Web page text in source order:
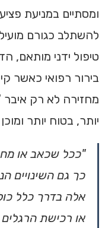
ומסתיים במניעת
להשתלב כגורם
טיפול ידני מותאם,
בירור רפואי כאשר
מחזירה לא רק
יותר, בטוח יותר
"ככל שכאב או
כך גם השינויים
אלה בדרך כלל
או רכישת הרגלים